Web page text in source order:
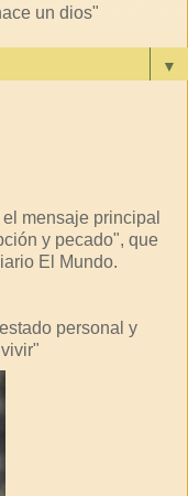
un dios"
▼
mensaje principal
y pecado", que
El Mundo.
personal y